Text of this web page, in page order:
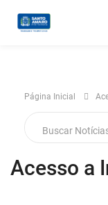
Página Inicial
Acesso a